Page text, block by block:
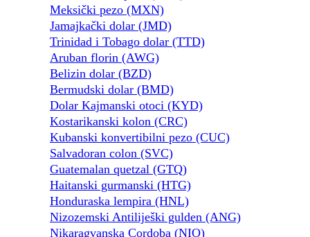
Meksički pezo (MXN)
Jamajkački dolar (JMD)
Trinidad i Tobago dolar (TTD)
Aruban florin (AWG)
Belizin dolar (BZD)
Bermudski dolar (BMD)
Dolar Kajmanski otoci (KYD)
Kostarikanski kolon (CRC)
Kubanski konvertibilni pezo (CUC)
Salvadoran colon (SVC)
Guatemalan quetzal (GTQ)
Haitanski gurmanski (HTG)
Honduraska lempira (HNL)
Nizozemski Antiliješki gulden (ANG)
Nikaragvanska Cordoba (NIO)